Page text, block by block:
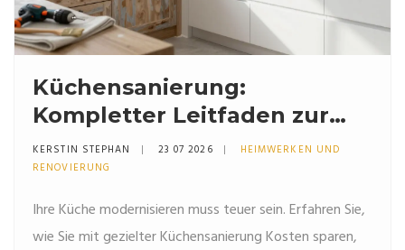
Küchensanierung:
Kompletter Leitfaden zur
Modernisierung der Küche
KERSTIN STEPHAN 23 07 2026
HEIMWERKEN UND
RENOVIERUNG
Ihre Küche modernisieren muss teuer sein. Erfahren Sie,
wie Sie mit gezielter Küchensanierung Kosten sparen,